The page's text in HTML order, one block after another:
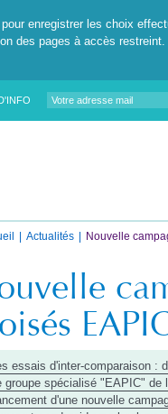
enregistrer les choix
des pages à accès restreint.
Actualités Nouvelle
essais d'inter-comparaison :
groupe spécialisé "EAPIC" de
d'une nouvelle